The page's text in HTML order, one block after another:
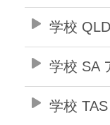
学校
学校 SA
学校